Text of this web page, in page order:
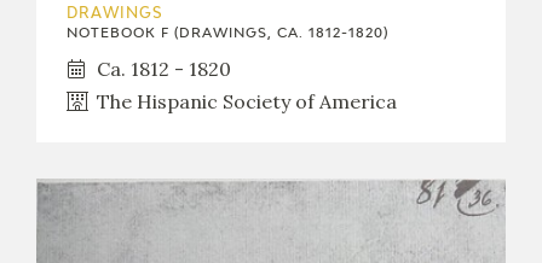
DRAWINGS
NOTEBOOK F (DRAWINGS, CA. 1812-1820)
Ca. 1812 - 1820
The Hispanic Society of America